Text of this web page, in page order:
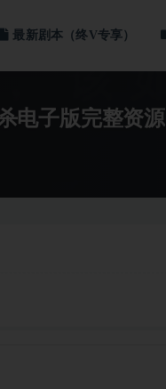
最新剧本（终V专享）
电子版完整资源